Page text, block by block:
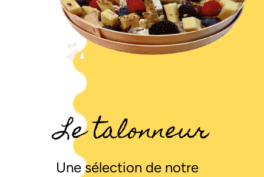
Plateaux des fêtes
Commander
Le talonneur
Une sélection de notre